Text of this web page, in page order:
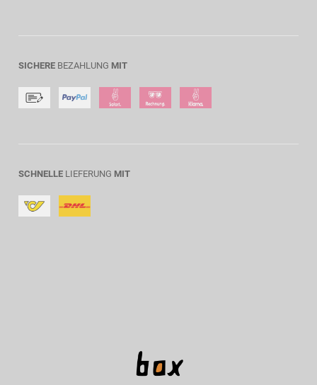
SICHERE BEZAHLUNG MIT
SCHNELLE LIEFERUNG MIT